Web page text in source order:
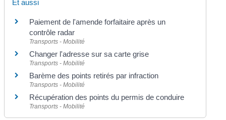
Et aussi
Paiement de l'amende forfaitaire après un
contrôle radar
Transports - Mobilité
Changer l'adresse sur sa carte grise
Transports - Mobilité
Barème des points retirés par infraction
Transports - Mobilité
Récupération des points du permis de conduire
Transports - Mobilité